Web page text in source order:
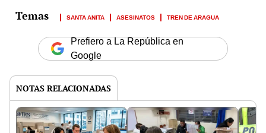
SANTA ANITA ASESINATOS TREN DE ARAGUA
Prefiero a La República en
Google
NOTAS RELACIONADAS